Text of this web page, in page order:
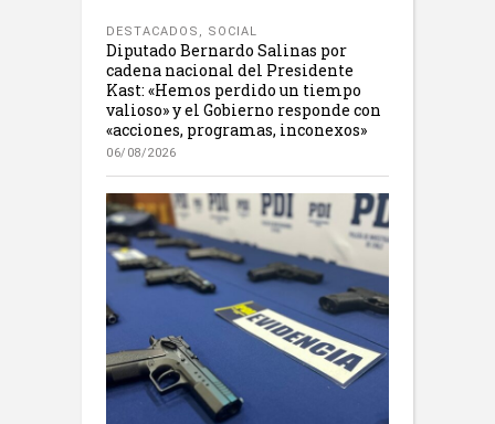
DESTACADOS , SOCIAL
Diputado Bernardo Salinas por
cadena nacional del Presidente
Kast: «Hemos perdido un tiempo
valioso» y el Gobierno responde con
«acciones, programas, inconexos»
06/08/2026